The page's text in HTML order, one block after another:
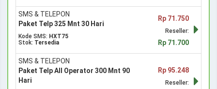
SMS & TELEPON
Paket Telp 325 Mnt 30 Hari
Kode SMS: HXT75
Stok: Tersedia
Rp 71.750
Reseller:
Rp 71.700
SMS & TELEPON
Paket Telp All Operator 300 Mnt 90
Hari
Rp 95.248
Reseller: